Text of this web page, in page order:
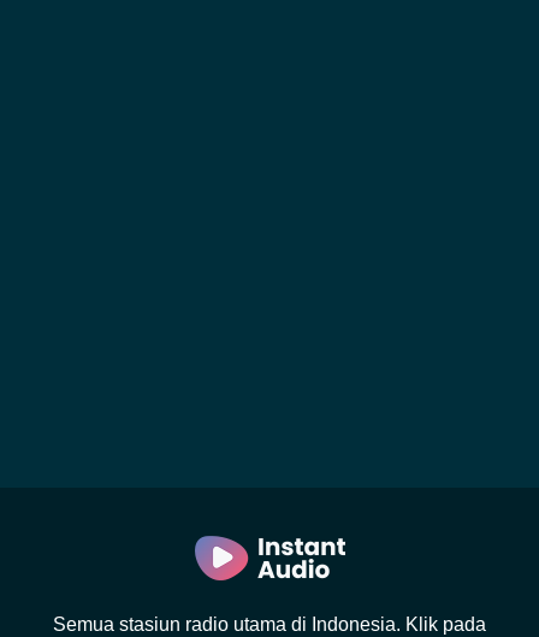
Semua stasiun radio utama di Indonesia. Klik pada